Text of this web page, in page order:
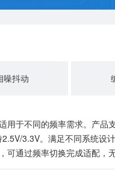
噪抖动
用于不同的频率需求。产
3.3V。满足不同系统设
可通过频率切换完成适配，